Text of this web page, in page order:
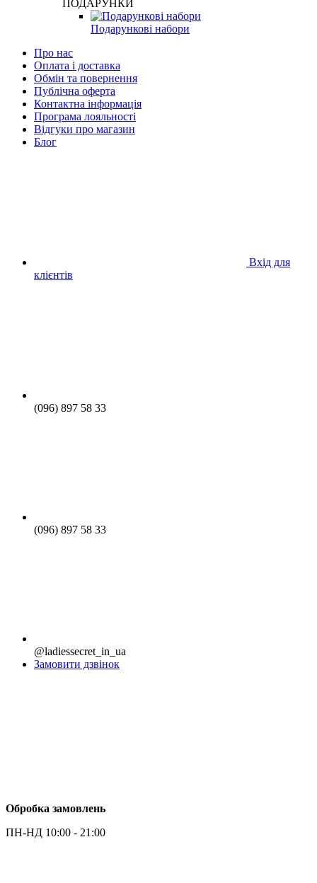
ПОДАРУНКИ
Подарункові набори
Про нас
Оплата і доставка
Обмін та повернення
Публічна оферта
Контактна інформація
Програма лояльності
Відгуки про магазин
Блог
Вхід для
клієнтів
(096) 897 58 33
(096) 897 58 33
@ladiessecret_in_ua
Замовити дзвінок
Обробка замовлень
ПН-НД 10:00 - 21:00